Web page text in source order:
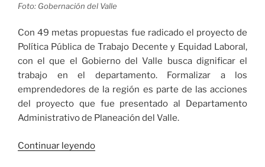
Foto: Gobernación del Valle
Con 49 metas propuestas fue radicado el proyecto de
Política Pública de Trabajo Decente y Equidad Laboral,
con el que el Gobierno del Valle busca dignificar el
trabajo en el departamento. Formalizar a los
emprendedores de la región es parte de las acciones
del proyecto que fue presentado al Departamento
Administrativo de Planeación del Valle.
Continuar leyendo«Gobierno